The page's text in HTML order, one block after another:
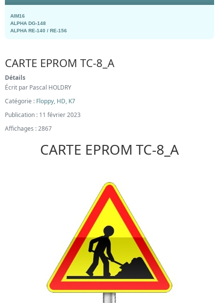
AIM16
ALPHA DG-148
ALPHA RE-140 / RE-156
CARTE EPROM TC-8_A
Détails
Écrit par Pascal HOLDRY
Catégorie : Floppy, HD, K7
Publication : 11 février 2023
Affichages : 2867
CARTE EPROM TC-8_A